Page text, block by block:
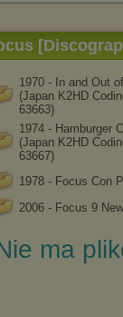
1970 - In and Out
(Japan K2HD
63663)
1974 - Hamburger
(Japan K2HD
63667)
1978 - Focus Con
2006 - Focus 9
ma